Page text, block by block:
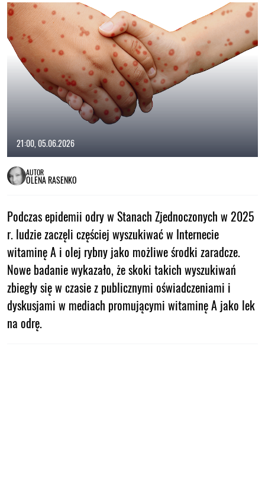
21:00, 05.06.2026
AUTOR
OLENA RASENKO
Podczas epidemii odry w Stanach Zjednoczonych w 2025
r. ludzie zaczęli częściej wyszukiwać w Internecie
witaminę A i olej rybny jako możliwe środki zaradcze.
Nowe badanie wykazało, że skoki takich wyszukiwań
zbiegły się w czasie z publicznymi oświadczeniami i
dyskusjami w mediach promującymi witaminę A jako lek
na odrę.